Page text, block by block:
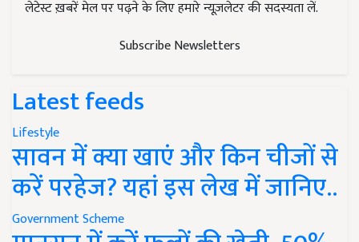
लेटेस्ट ख़बरें मेल पर पढ़ने के लिए हमारे न्यूज़लेटर की सदस्यता लें.
Subscribe Newsletters
Latest feeds
Lifestyle
सावन में क्या खाएं और किन चीजों से
करें परहेज? यहां इस लेख में जानिए..
Government Scheme